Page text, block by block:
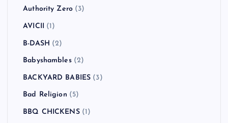
Authority Zero (3)
AVICII (1)
B-DASH (2)
Babyshambles(2)
BACKYARD BABIES (3)
Bad Religion (5)
BBQ CHICKENS(1)